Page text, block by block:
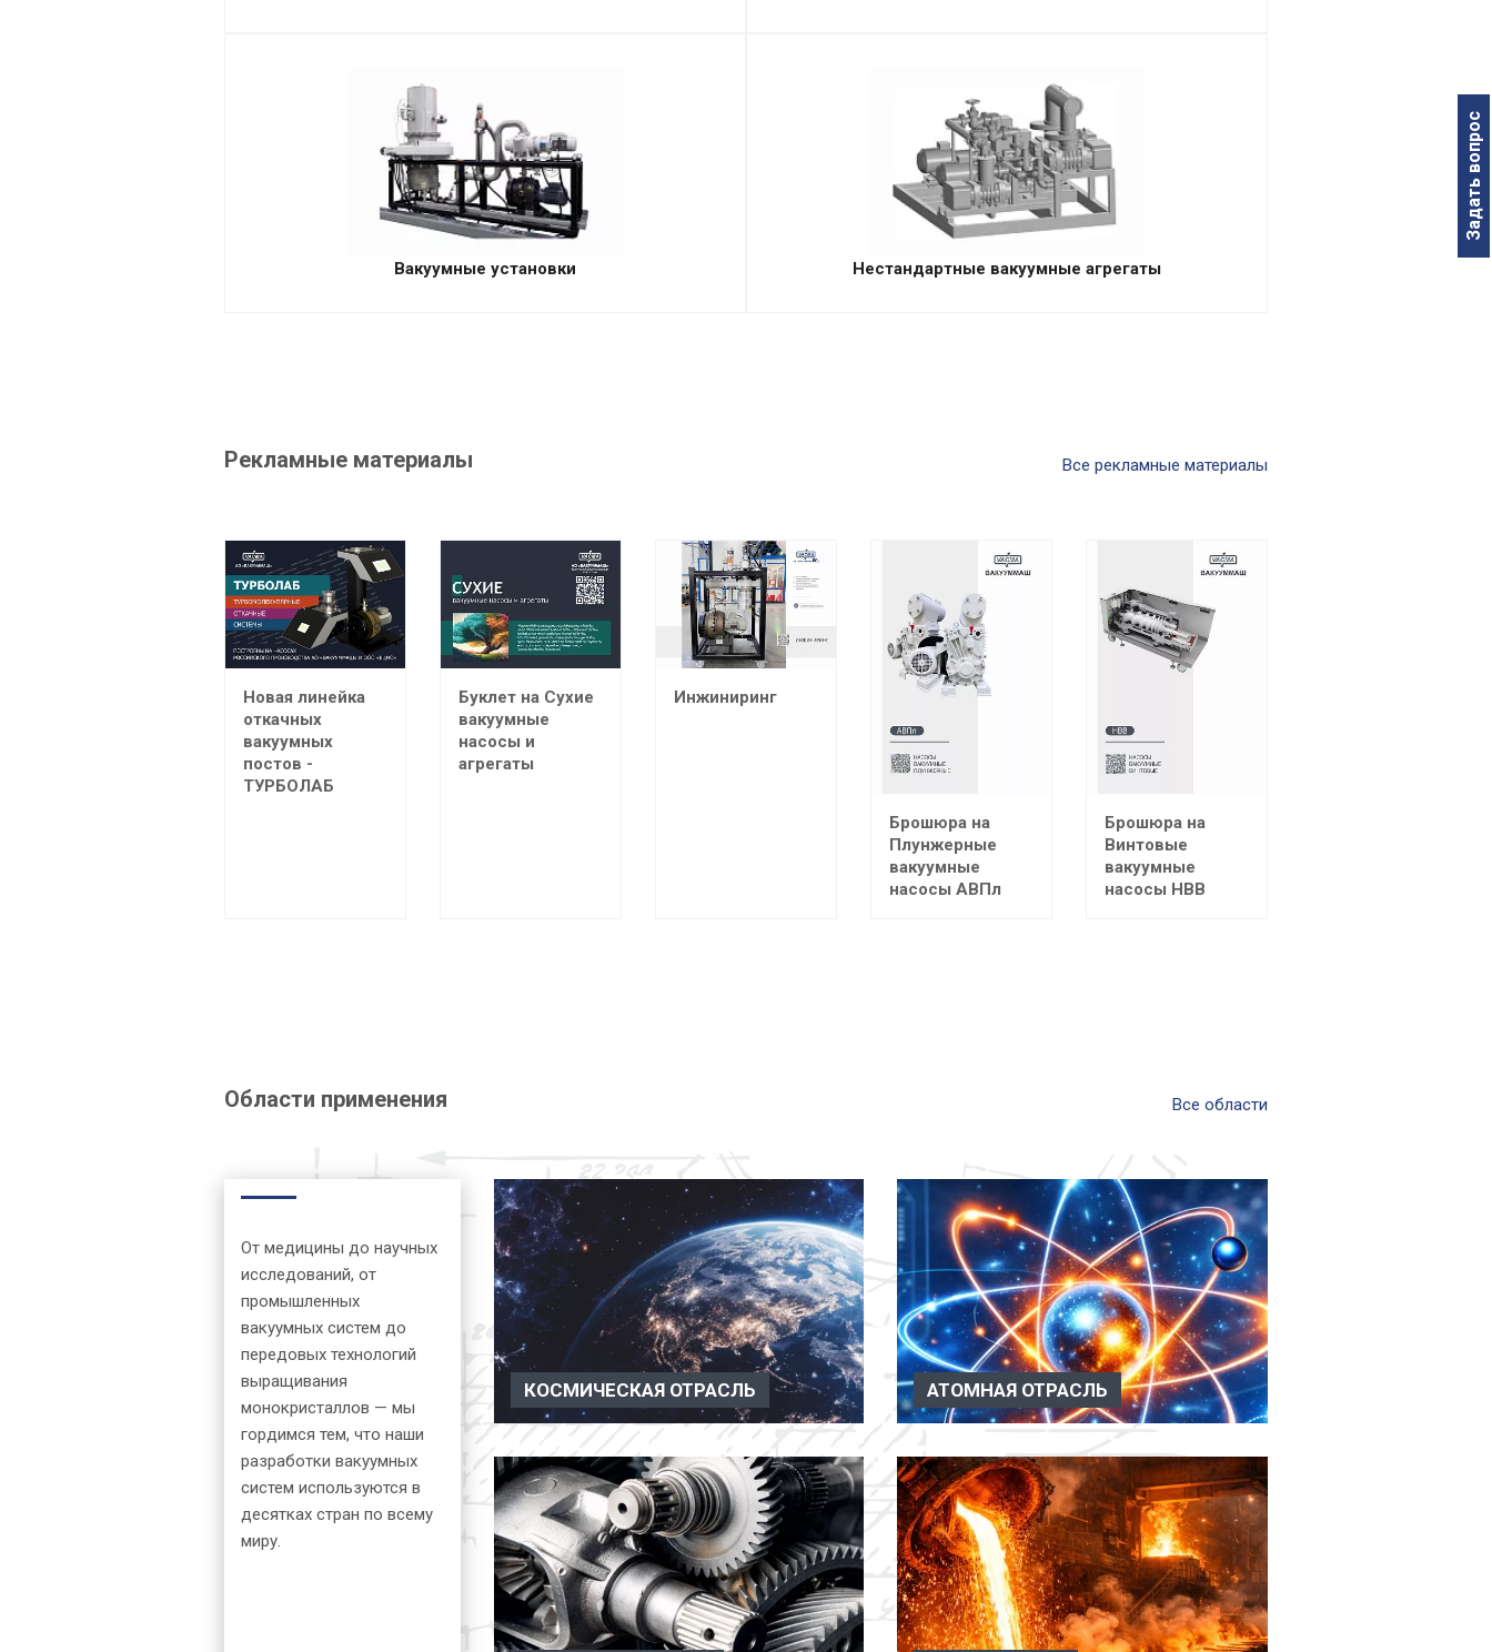
Задать вопрос
Вакуумные установки Нестандартные вакуумные агрегаты
Все рекламные материалы
Рекламные материалы
Новая линейка
откачных
вакуумных
постов -
ТУРБОЛАБ
Буклет на Сухие
вакуумные
насосы и
агрегаты
Инжиниринг
Брошюра на
Плунжерные
вакуумные
насосы АВПл
Брошюра на
Винтовые
вакуумные
насосы НВВ
Все области
Области применения
От медицины до научных
исследований, от
промышленных
вакуумных систем до
передовых технологий
выращивания
монокристаллов — мы
гордимся тем, что наши
разработки вакуумных
систем используются в
десятках стран по всему
миру.
КОСМИЧЕСКАЯ ОТРАСЛЬ
Космическая отрасль Вакуумное оборудование
АТОМНАЯ ОТРАСЛЬ
Атомная отрасль Вакуумное оборудование